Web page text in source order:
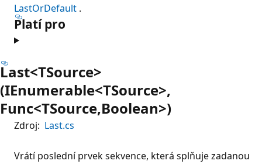
LastOrDefault .
Platí pro
Last<TSource>
(IEnumerable<TSource>,
Func<TSource,Boolean>)
Zdroj: Last.cs
Vrátí poslední prvek sekvence, která splňuje zadanou